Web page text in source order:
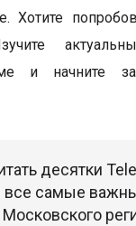
Хотите
и начните
десятки
самые